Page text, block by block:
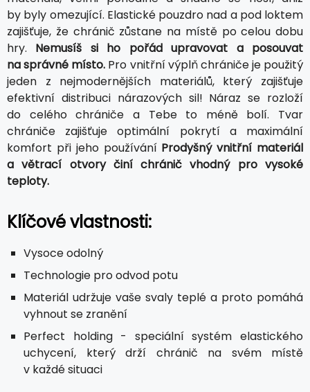
by byly omezující. Elastické pouzdro nad a pod loktem
zajišťuje, že chránič zůstane na místě po celou dobu
hry. Nemusíš si ho pořád upravovat a posouvat
na správné místo. Pro vnitřní výplň chrániče je použitý
jeden z nejmodernějších materiálů, který zajišťuje
efektivní distribuci nárazových sil! Náraz se rozloží
do celého chrániče a Tebe to méně bolí. Tvar
chrániče zajišťuje optimální pokrytí a maximální
komfort při jeho používání Prodyšný vnitřní materiál
a větrací otvory činí chránič vhodný pro vysoké
teploty.
Klíčové vlastnosti:
Vysoce odolný
Technologie pro odvod potu
Materiál udržuje vaše svaly teplé a proto pomáhá
vyhnout se zranění
Perfect holding - speciální systém elastického
uchycení, který drží chránič na svém místě
v každé situaci